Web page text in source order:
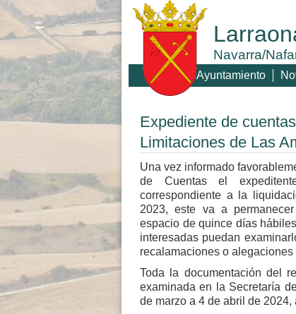
Navarra/
Ayuntamiento
Expediente de
Limitaciones de Las
Una vez informado
de Cuentas el
correspondiente a la
2023, este va a
espacio de quince días
interesadas puedan
recalamaciones o
Toda la documentación del
examinada en la Secretaría
de marzo a 4 de abril de 2024,